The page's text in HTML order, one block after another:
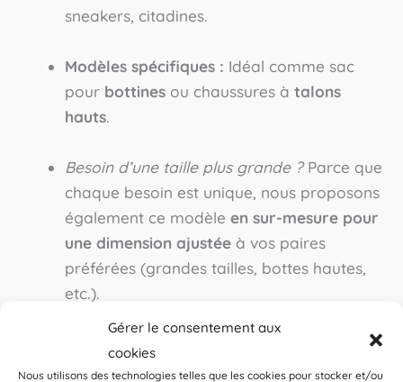
Gérer le consentement aux
cookies
Nous utilisons des technologies telles que les cookies pour stocker et/ou
sneakers, citadines.
Modèles spécifiques : Idéal comme sac
pour bottinesou chaussures à talons
hauts.
Besoin d’une taille plus grande ?Parce que
chaque besoin est unique, nous proposons
également ce modèle en sur-mesure pour
une dimension ajustéeà vos paires
préférées (grandes tailles, bottes hautes,
etc.).
Imperméable, Lavable et Prêt pour l’Aventure
Ne craignez plus la boue ni l’humidité ! Fabriqué